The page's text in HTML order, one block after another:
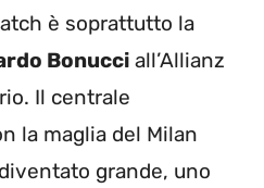
è soprattutto la
Bonucci all’Allianz
Il centrale
la maglia del Milan
grande, uno